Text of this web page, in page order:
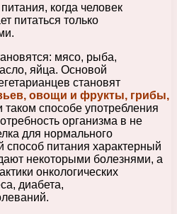
когда человек
питаться только
мясо, рыба,
яйца. Основой
становят
овощи и фрукты, грибы,
таком способе употребления
организма в не
для нормального
способ питания характерный
некоторыми болезнями, а
онкологических
диабета,